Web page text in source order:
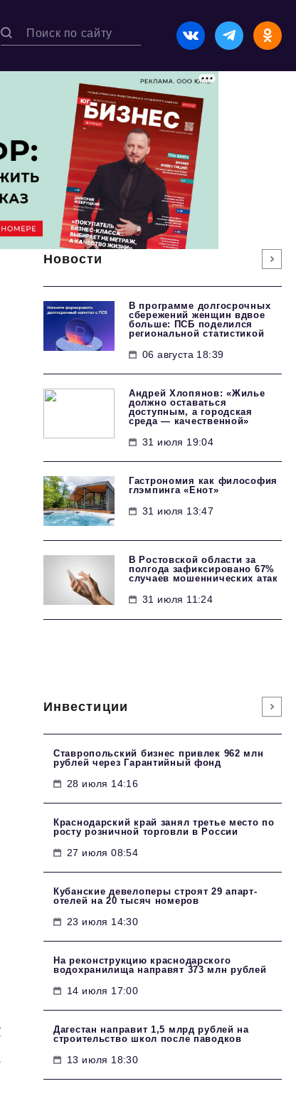
Новости
В программе долгосрочных
сбережений женщин вдвое
больше: ПСБ поделился
региональной статистикой
06 августа 18:39
Андрей Хлопянов: «Жилье
должно оставаться
доступным, а городская
среда — качественной»
31 июля 19:04
Гастрономия как философия
глэмпинга «Енот»
31 июля 13:47
В Ростовской области за
полгода зафиксировано 67%
случаев мошеннических атак
31 июля 11:24
Инвестиции
Ставропольский бизнес привлек 962 млн
рублей через Гарантийный фонд
28 июля 14:16
Краснодарский край занял третье место по
росту розничной торговли в России
27 июля 08:54
Кубанские девелоперы строят 29 апарт-
отелей на 20 тысяч номеров
23 июля 14:30
На реконструкцию краснодарского
водохранилища направят 373 млн рублей
14 июля 17:00
Дагестан направит 1,5 млрд рублей на
строительство школ после паводков
13 июля 18:30